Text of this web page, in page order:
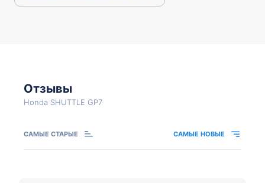
Отзывы
Honda SHUTTLE GP7
САМЫЕ СТАРЫЕ САМЫЕ НОВЫЕ